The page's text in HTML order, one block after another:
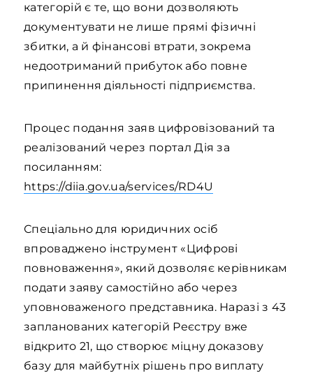
категорій є те, що вони дозволяють
документувати не лише прямі фізичні
збитки, а й фінансові втрати, зокрема
недоотриманий прибуток або повне
припинення діяльності підприємства.
Процес подання заяв цифровізований та
реалізований через портал Дія за
посиланням:
https://diia.gov.ua/services/RD4U
Спеціально для юридичних осіб
впроваджено інструмент «Цифрові
повноваження», який дозволяє керівникам
подати заяву самостійно або через
уповноваженого представника. Наразі з 43
запланованих категорій Реєстру вже
відкрито 21, що створює міцну доказову
базу для майбутніх рішень про виплату